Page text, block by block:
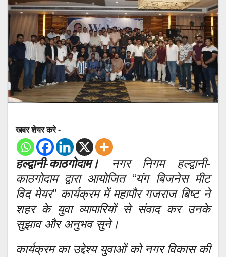
खबर शेयर करे -
हल्द्वानी-काठगोदाम। नगर निगम हल्द्वानी-
काठगोदाम द्वारा आयोजित “यंग बिजनेस मीट
विद मेयर” कार्यक्रम में महापौर गजराज बिष्ट ने
शहर के युवा व्यापारियों से संवाद कर उनके
सुझाव और अनुभव सुने।
कार्यक्रम का उद्देश्य युवाओं को नगर विकास की